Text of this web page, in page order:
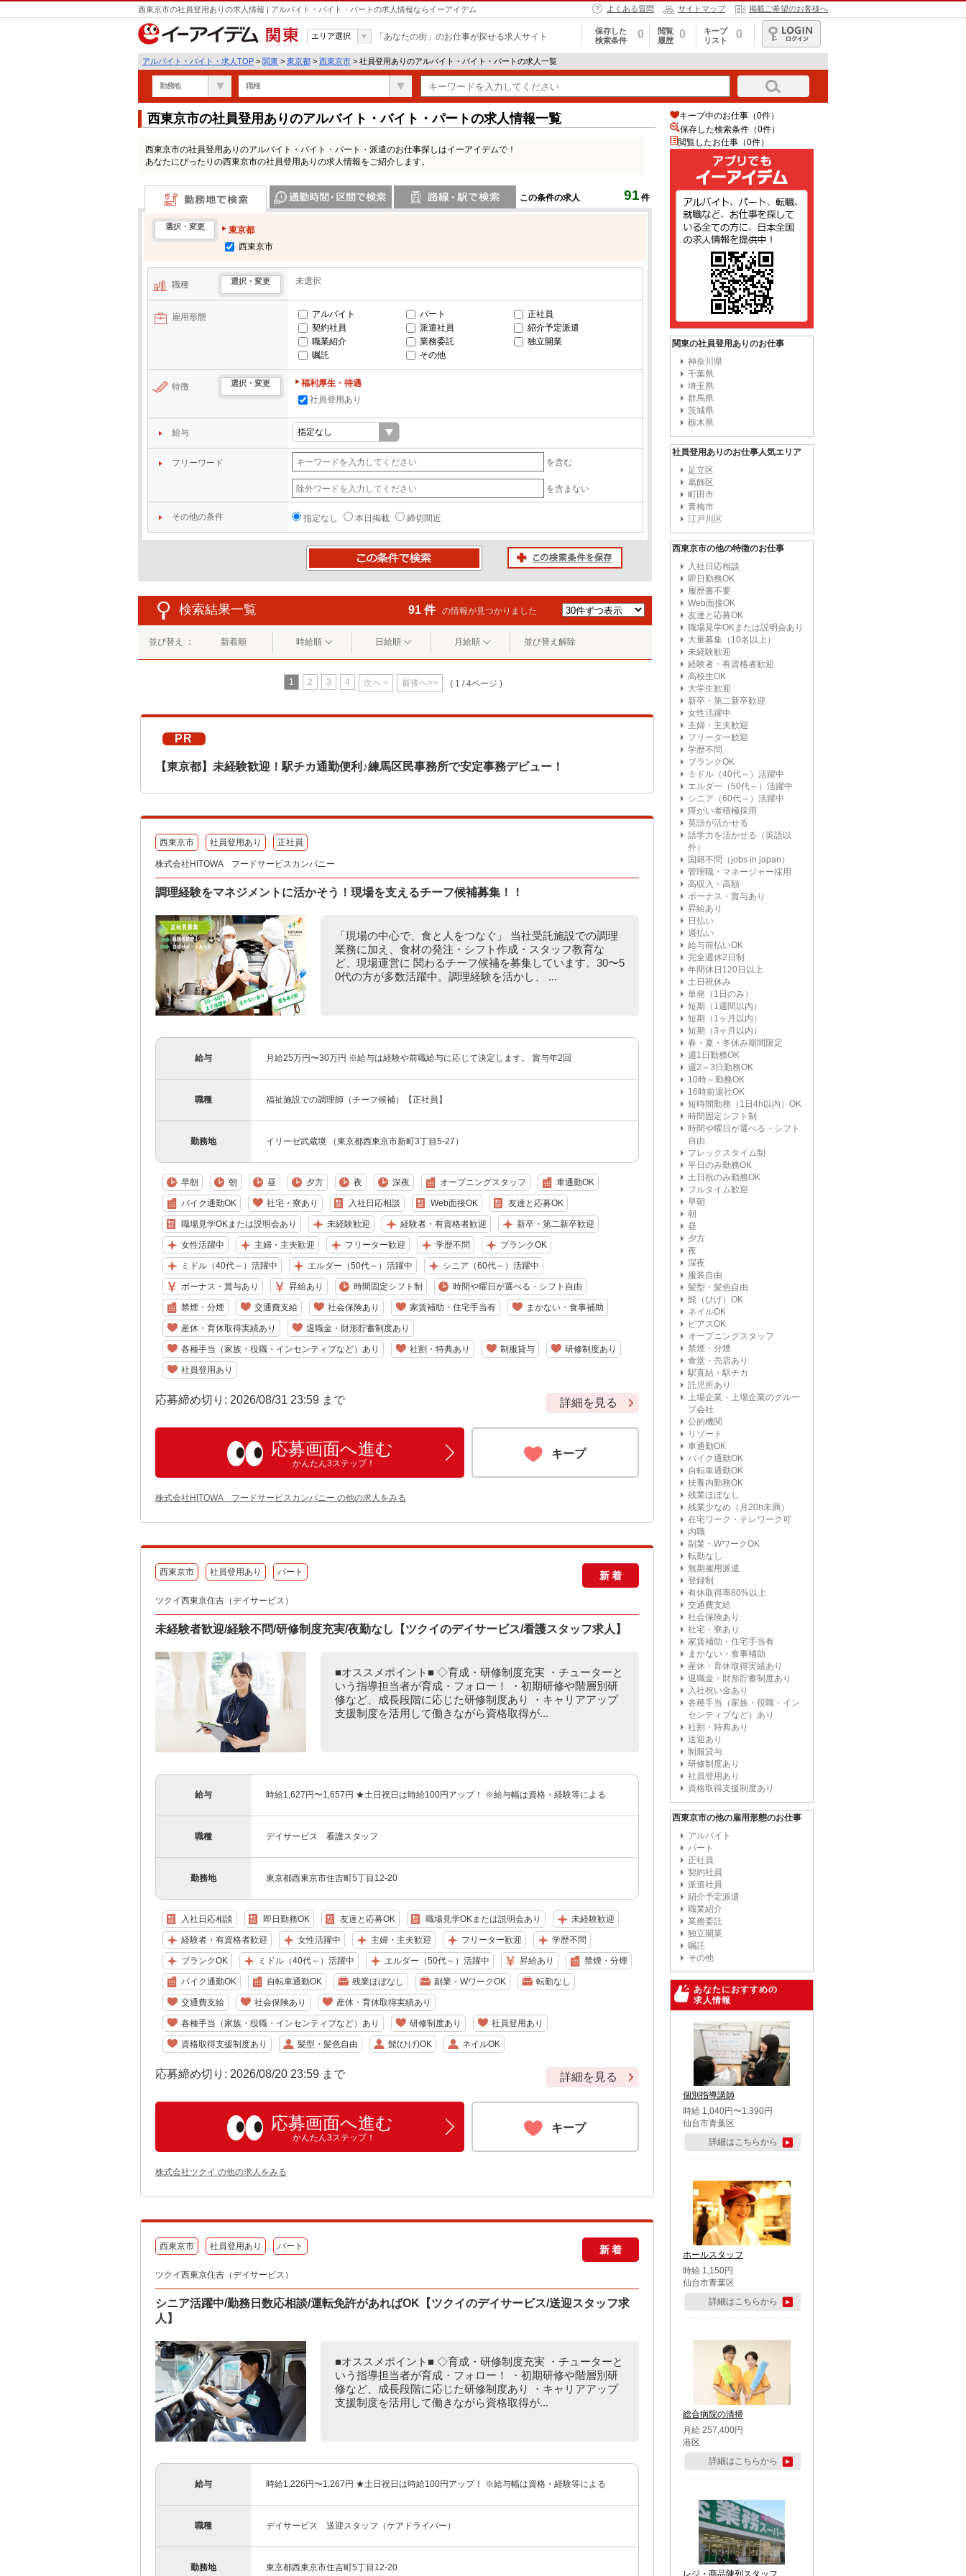
西東京市の社員登用ありの求人情報 | アルバイト・バイト・パートの求人情報ならイーアイデム よくある質問 サイトマップ 掲載ご希望のお客様へ
関東
エリア選択 「あなたの街」のお仕事が探せる求人サイト
保存した
検索条件
0
閲覧
履歴
0
キープ
リスト
0
ログイン
アルバイト・バイト・求人TOP > 関東 > 東京都 > 西東京市 > 社員登用ありのアルバイト・バイト・パートの求人一覧
勤務地 職種
西東京市の社員登用ありのアルバイト・バイト・パートの求人情報一覧
西東京市の社員登用ありのアルバイト・バイト・パート・派遣のお仕事探しはイーアイデムで！
あなたにぴったりの西東京市の社員登用ありの求人情報をご紹介します。
この条件の求人 91 件
勤務地で検索
選択・変更
東京都
西東京市
職種 選択・変更 未選択
雇用形態 アルバイト パート
正社員
契約社員
派遣社員
紹介予定派遣
職業紹介
業務委託
独立開業
嘱託
その他
特徴 選択・変更
福利厚生・待遇
社員登用あり
給与
フリーワード を含む
を含まない
その他の条件 指定なし 本日掲載 締切間近
検索結果一覧 91 件 の情報が見つかりました
並び替え ： 新着順 時給順 日給順 月給順 並び替え解除
1 2 3 4 次へ > 最後へ>> ( 1 / 4ページ )
PR
【東京都】未経験歓迎！駅チカ通勤便利♪練馬区民事務所で安定事務デビュー！
西東京市 社員登用あり 正社員
株式会社HITOWA フードサービスカンパニー
調理経験をマネジメントに活かそう！現場を支えるチーフ候補募集！！
「現場の中心で、食と人をつなぐ」 当社受託施設での調理
業務に加え、食材の発注・シフト作成・スタッフ教育な
ど、現場運営に 関わるチーフ候補を募集しています。30〜5
0代の方が多数活躍中。調理経験を活かし、 ...
給与 月給25万円〜30万円 ※給与は経験や前職給与に応じて決定します。 賞与年2回
職種 福祉施設での調理師（チーフ候補）【正社員】
勤務地 イリーゼ武蔵境 （東京都西東京市新町3丁目5-27）
早朝 朝 昼 夕方 夜 深夜 オープニングスタッフ 車通勤OK
バイク通勤OK 社宅・寮あり 入社日応相談 Web面接OK 友達と応募OK
職場見学OKまたは説明会あり 未経験歓迎 経験者・有資格者歓迎 新卒・第二新卒歓迎
女性活躍中 主婦・主夫歓迎 フリーター歓迎 学歴不問 ブランクOK
ミドル（40代～）活躍中 エルダー（50代～）活躍中 シニア（60代～）活躍中
ボーナス・賞与あり 昇給あり 時間固定シフト制 時間や曜日が選べる・シフト自由
禁煙・分煙 交通費支給 社会保険あり 家賃補助・住宅手当有 まかない・食事補助
産休・育休取得実績あり 退職金・財形貯蓄制度あり
各種手当（家族・役職・インセンティブなど）あり 社割・特典あり 制服貸与 研修制度あり
社員登用あり
応募締め切り: 2026/08/31 23:59 まで 詳細を見る
応募画面へ進む
かんたん3ステップ！
キープ
株式会社HITOWA フードサービスカンパニー の他の求人をみる
西東京市 社員登用あり パート 新着
ツクイ西東京住吉（デイサービス）
未経験者歓迎/経験不問/研修制度充実/夜勤なし【ツクイのデイサービス/看護スタッフ求人】
■オススメポイント■ ◇育成・研修制度充実 ・チューターと
いう指導担当者が育成・フォロー！ ・初期研修や階層別研
修など、成長段階に応じた研修制度あり ・キャリアアップ
支援制度を活用して働きながら資格取得が...
給与 時給1,627円〜1,657円 ★土日祝日は時給100円アップ！ ※給与幅は資格・経験等による
職種 デイサービス 看護スタッフ
勤務地 東京都西東京市住吉町5丁目12-20
入社日応相談 即日勤務OK 友達と応募OK 職場見学OKまたは説明会あり 未経験歓迎
経験者・有資格者歓迎 女性活躍中 主婦・主夫歓迎 フリーター歓迎 学歴不問
ブランクOK ミドル（40代～）活躍中 エルダー（50代～）活躍中 昇給あり 禁煙・分煙
バイク通勤OK 自転車通勤OK 残業ほぼなし 副業・WワークOK 転勤なし
交通費支給 社会保険あり 産休・育休取得実績あり
各種手当（家族・役職・インセンティブなど）あり 研修制度あり 社員登用あり
資格取得支援制度あり 髪型・髪色自由 髭(ひげ)OK ネイルOK
応募締め切り: 2026/08/20 23:59 まで 詳細を見る
応募画面へ進む
かんたん3ステップ！
キープ
株式会社ツクイ の他の求人をみる
西東京市 社員登用あり パート 新着
ツクイ西東京住吉（デイサービス）
シニア活躍中/勤務日数応相談/運転免許があればOK【ツクイのデイサービス/送迎スタッフ求
人】
■オススメポイント■ ◇育成・研修制度充実 ・チューターと
いう指導担当者が育成・フォロー！ ・初期研修や階層別研
修など、成長段階に応じた研修制度あり ・キャリアアップ
支援制度を活用して働きながら資格取得が...
給与 時給1,226円〜1,267円 ★土日祝日は時給100円アップ！ ※給与幅は資格・経験等による
職種 デイサービス 送迎スタッフ（ケアドライバー）
勤務地 東京都西東京市住吉町5丁目12-20
キープ中のお仕事（0件）
保存した検索条件（0件）
閲覧したお仕事（0件）
関東の社員登用ありのお仕事
神奈川県
千葉県
埼玉県
群馬県
茨城県
栃木県
社員登用ありのお仕事人気エリア
足立区
葛飾区
町田市
青梅市
江戸川区
西東京市の他の特徴のお仕事
入社日応相談
即日勤務OK
履歴書不要
Web面接OK
友達と応募OK
職場見学OKまたは説明会あり
大量募集（10名以上）
未経験歓迎
経験者・有資格者歓迎
高校生OK
大学生歓迎
新卒・第二新卒歓迎
女性活躍中
主婦・主夫歓迎
フリーター歓迎
学歴不問
ブランクOK
ミドル（40代～）活躍中
エルダー（50代～）活躍中
シニア（60代～）活躍中
障がい者積極採用
英語が活かせる
語学力を活かせる（英語以
外）
国籍不問（jobs in japan）
管理職・マネージャー採用
高収入・高額
ボーナス・賞与あり
昇給あり
日払い
週払い
給与前払いOK
完全週休2日制
年間休日120日以上
土日祝休み
単発（1日のみ）
短期（1週間以内）
短期（1ヶ月以内）
短期（3ヶ月以内）
春・夏・冬休み期間限定
週1日勤務OK
週2～3日勤務OK
10時～勤務OK
16時前退社OK
短時間勤務（1日4h以内）OK
時間固定シフト制
時間や曜日が選べる・シフト
自由
フレックスタイム制
平日のみ勤務OK
土日祝のみ勤務OK
フルタイム歓迎
早朝
朝
昼
夕方
夜
深夜
服装自由
髪型・髪色自由
髭（ひげ）OK
ネイルOK
ピアスOK
オープニングスタッフ
禁煙・分煙
食堂・売店あり
駅直結・駅チカ
託児所あり
上場企業・上場企業のグルー
プ会社
公的機関
リゾート
車通勤OK
バイク通勤OK
自転車通勤OK
扶養内勤務OK
残業ほぼなし
残業少なめ（月20h未満）
在宅ワーク・テレワーク可
内職
副業・WワークOK
転勤なし
無期雇用派遣
登録制
有休取得率80%以上
交通費支給
社会保険あり
社宅・寮あり
家賃補助・住宅手当有
まかない・食事補助
産休・育休取得実績あり
退職金・財形貯蓄制度あり
入社祝い金あり
各種手当（家族・役職・イン
センティブなど）あり
社割・特典あり
送迎あり
制服貸与
研修制度あり
社員登用あり
資格取得支援制度あり
西東京市の他の雇用形態のお仕事
アルバイト
パート
正社員
契約社員
派遣社員
紹介予定派遣
職業紹介
業務委託
独立開業
嘱託
その他
あなたにおすすめの
求人情報
個別指導講師
時給 1,040円〜1,390円
仙台市青葉区
詳細はこちらから
ホールスタッフ
時給 1,150円
仙台市青葉区
詳細はこちらから
総合病院の清掃
月給 257,400円
港区
詳細はこちらから
レジ・商品陳列スタッフ